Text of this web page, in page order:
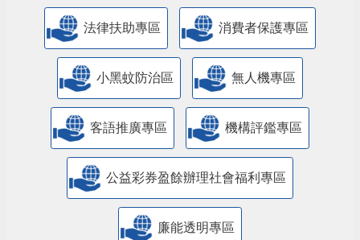
法律扶助專區 消費者保護專區
小黑蚊防治區 無人機專區
客語推廣專區 機構評鑑專區
公益彩券盈餘辦理社會福利專區
廉能透明專區